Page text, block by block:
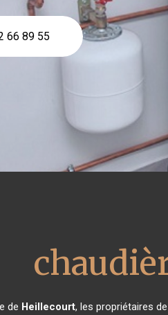
66 89 55
de Heillecourt, les propriétaires